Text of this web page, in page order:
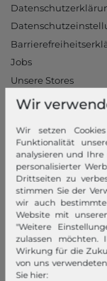
Jobs
Unsere Stores
Mein Konto
Login
Neukunde?
Informationen
Kontakt
Rücksendung
Rückrufservice
Hilfe & FAQ
Zahlung und Versand
Wir
Wir setzen
Funktionalität
analysieren und
personalisierter
Drittseiten zu
stimmen Sie der
wir auch
Website mit
"Weitere
zulassen
Wirkung für die
von uns
Sie hier: